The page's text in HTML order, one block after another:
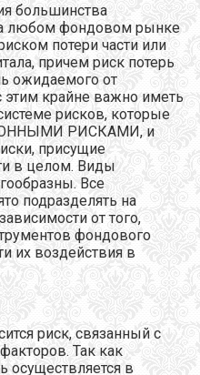
большинства
любом фондовом рынке
потери части или
причем риск потерь
ожидаемого от
этим крайне важно иметь
рисков, которые
РИСКАМИ, и
присущие
в целом. Виды
Все
подразделять на
от того,
фондового
их воздействия в
риск, связанный с
Так как
осуществляется в